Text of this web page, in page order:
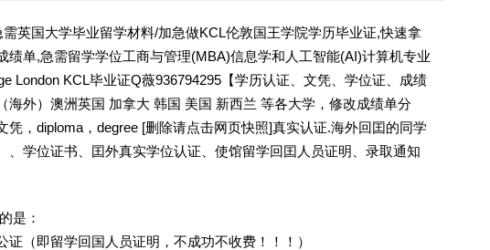
需英国大学毕业留学材料/加急做KCL伦敦国王学院学历毕业证,快速拿
绩单,急需留学学位工商与管理(MBA)信息学和人工智能(AI)计算机专业
London KCL毕业证Q薇936794295【学历认证、文凭、学位证、成绩
海外）澳洲英国 加拿大 韩国 美国 新西兰 等各大学，修改成绩单分
凭，diploma，degree [删除请点击网页快照]真实认证.海外回囯的同学
、学位证书、囯外真实学位认证、使馆留学回囯人员证明、录取通知
是：
证（即留学回国人员证明，不成功不收费！！！）